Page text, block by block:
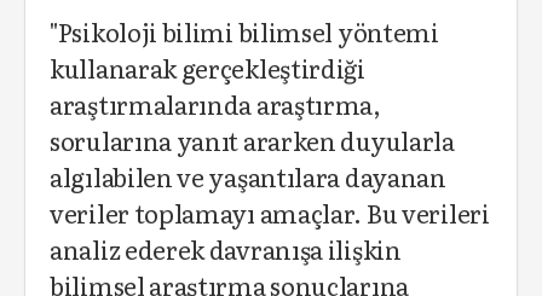
"Psikoloji bilimi bilimsel yöntemi
kullanarak gerçekleştirdiği
araştırmalarında araştırma,
sorularına yanıt ararken duyularla
algılabilen ve yaşantılara dayanan
veriler toplamayı amaçlar. Bu verileri
analiz ederek davranışa ilişkin
bilimsel araştırma sonuçlarına